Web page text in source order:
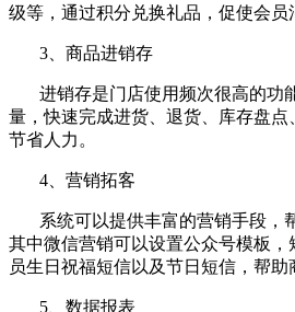
级等，通过积分兑换礼品，促使会员
3、商品进销存
进销存是门店使用频次很高的功
量，快速完成进货、退货、库存盘点
节省人力。
4、营销拓客
系统可以提供丰富的营销手段，帮
其中微信营销可以设置公众号模板，
员生日祝福短信以及节日短信，帮助
5、数据报表